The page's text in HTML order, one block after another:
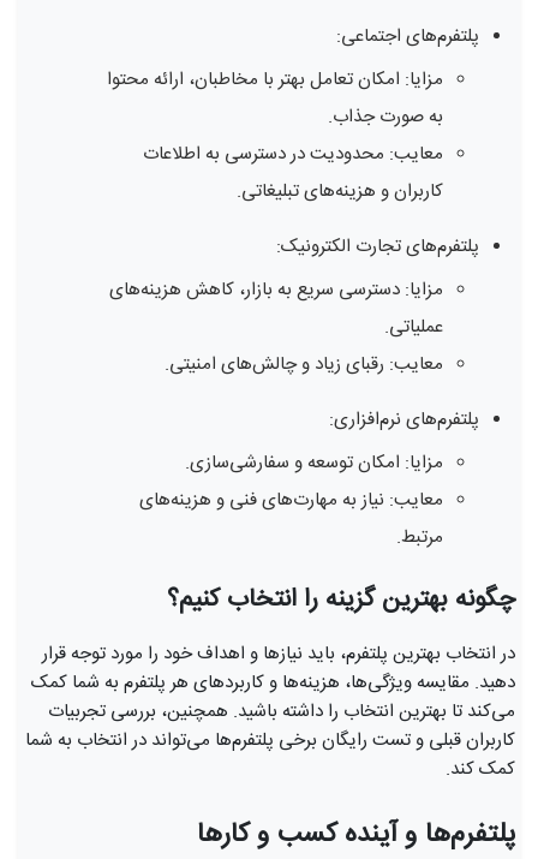
پلتفرم‌های اجتماعی:
مزایا: امکان تعامل بهتر با مخاطبان، ارائه محتوا
به صورت جذاب.
معایب: محدودیت در دسترسی به اطلاعات
کاربران و هزینه‌های تبلیغاتی.
پلتفرم‌های تجارت الکترونیک:
مزایا: دسترسی سریع به بازار، کاهش هزینه‌های
عملیاتی.
معایب: رقبای زیاد و چالش‌های امنیتی.
پلتفرم‌های نرم‌افزاری:
مزایا: امکان توسعه و سفارشی‌سازی.
معایب: نیاز به مهارت‌های فنی و هزینه‌های
مرتبط.
چگونه بهترین گزینه را انتخاب کنیم؟
در انتخاب بهترین پلتفرم، باید نیازها و اهداف خود را مورد توجه قرار
دهید. مقایسه ویژگی‌ها، هزینه‌ها و کاربردهای هر پلتفرم به شما کمک
می‌کند تا بهترین انتخاب را داشته باشید. همچنین، بررسی تجربیات
کاربران قبلی و تست رایگان برخی پلتفرم‌ها می‌تواند در انتخاب به شما
کمک کند.
پلتفرم‌ها و آینده کسب و کارها